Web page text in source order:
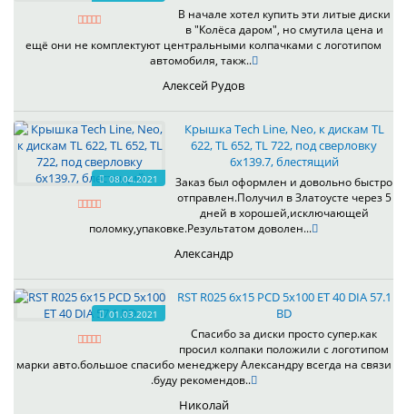
В начале хотел купить эти литые диски
в "Колёса даром", но смутила цена и
ещё они не комплектуют центральными колпачками с логотипом
автомобиля, такж..
Алексей Рудов
08.04.2021
Крышка Tech Line, Neo, к дискам TL
622, TL 652, TL 722, под сверловку
6х139.7, блестящий
Заказ был оформлен и довольно быстро
отправлен.Получил в Златоусте через 5
дней в хорошей,исключающей
поломку,упаковке.Результатом доволен...
Александр
01.03.2021
RST R025 6x15 PCD 5x100 ET 40 DIA 57.1
BD
Спасибо за диски просто супер.как
просил колпаки положили с логотипом
марки авто.большое спасибо менеджеру Александру всегда на связи
.буду рекомендов..
Николай